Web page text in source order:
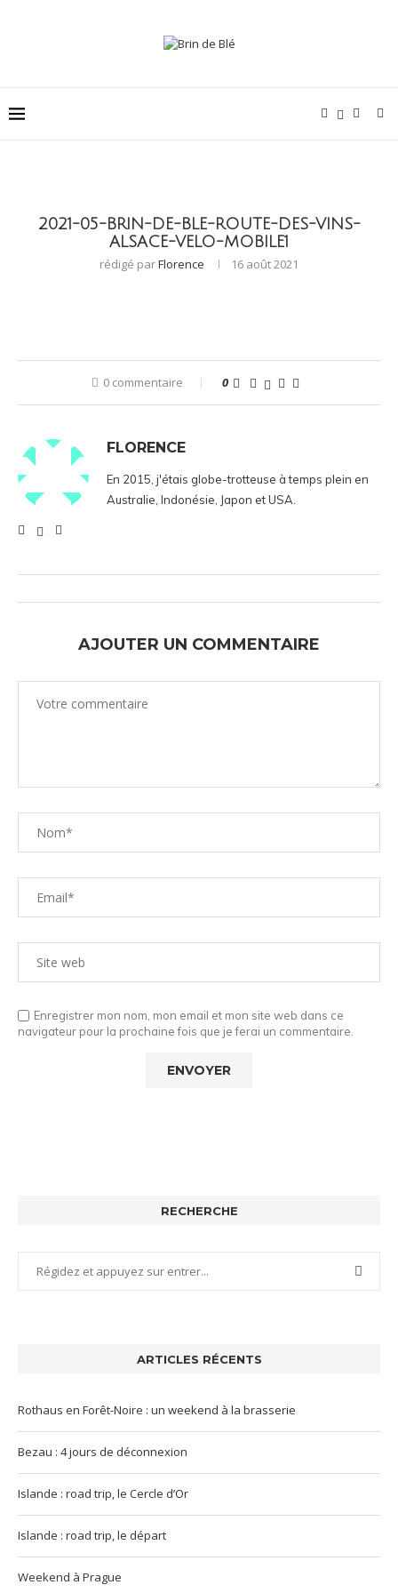
2021-05-BRIN-DE-BLE-ROUTE-DES-VINS-
ALSACE-VELO-MOBILE1
rédigé parFlorence 16 août 2021
0 commentaire 0
FLORENCE
En 2015, j'étais globe-trotteuse à temps plein en
Australie, Indonésie, Japon et USA.
AJOUTER UN COMMENTAIRE
Enregistrer mon nom, mon email et mon site web dans ce
navigateur pour la prochaine fois que je ferai un commentaire.
RECHERCHE
ARTICLES RÉCENTS
Rothaus en Forêt-Noire : un weekend à la brasserie
Bezau : 4 jours de déconnexion
Islande : road trip, le Cercle d’Or
Islande : road trip, le départ
Weekend à Prague